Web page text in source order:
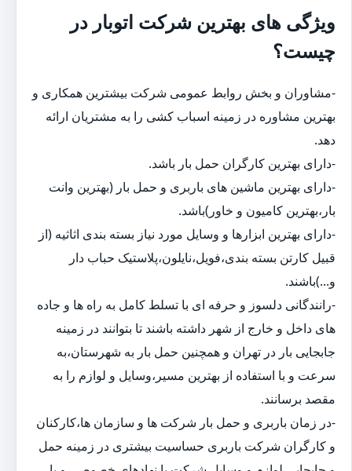
ویژگی های بهترین شرکت اتوبار در
چیست؟
-مشاوران و بخش روابط عمومی شرکت بیشترین همکاری و
بهترین مشاوره در زمینه اسباب کشی را به مشتریان ارائه
دهد.
-دارای بهترین کارگران حمل بار باشد.
-دارای بهترین ماشین های باربری و حمل بار (بهترین وانت
بار،بهترین کامیون و خاور)باشد.
-دارای بهترین ابزارها و وسایل مورد نیاز بسته بندی اثاثیه (از
قبیل کارتن بسته بندی،فویل،نایلون،پلاستیک حباب دار
و...)باشند.
-رانندگانی دلسوز و حرفه ای با تسلط کامل به راه ها و جاده
های داخل و خارج از شهر داشته باشند تا بتوانند در زمینه
جابجایی بار در تهران و همچنین حمل بار به شهرستان،به
سرعت و با استفاده از بهترین مسیر،وسایل و لوازم را به
مقصد برسانند.
-در زمان باربری و حمل بار شرکت ها و سازمان ها،کارکنان
و کارگران شرکت باربری حساسیت بیشتری در زمینه حمل